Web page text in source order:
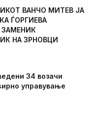
ВАНЧО МИТЕВ ЈА
ЃОРГИЕВА
ЗАМЕНИК
НА ЗРНОВЦИ
34 возачи
управување